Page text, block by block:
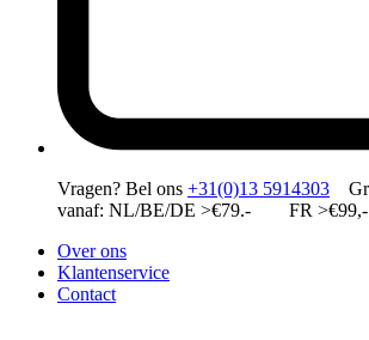
Vragen? Bel ons +31(0)13 5914303
vanaf: NL/BE/DE >€79.- FR >€99,-
Over ons
Klantenservice
Contact